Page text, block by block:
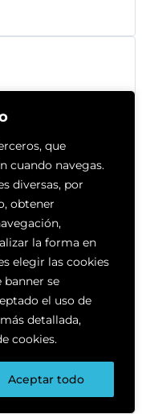
que
cuando navegas.
diversas, por
obtener
la forma en
elegir las cookies
banner se
el uso de
detallada,
cookies.
Aceptar todo